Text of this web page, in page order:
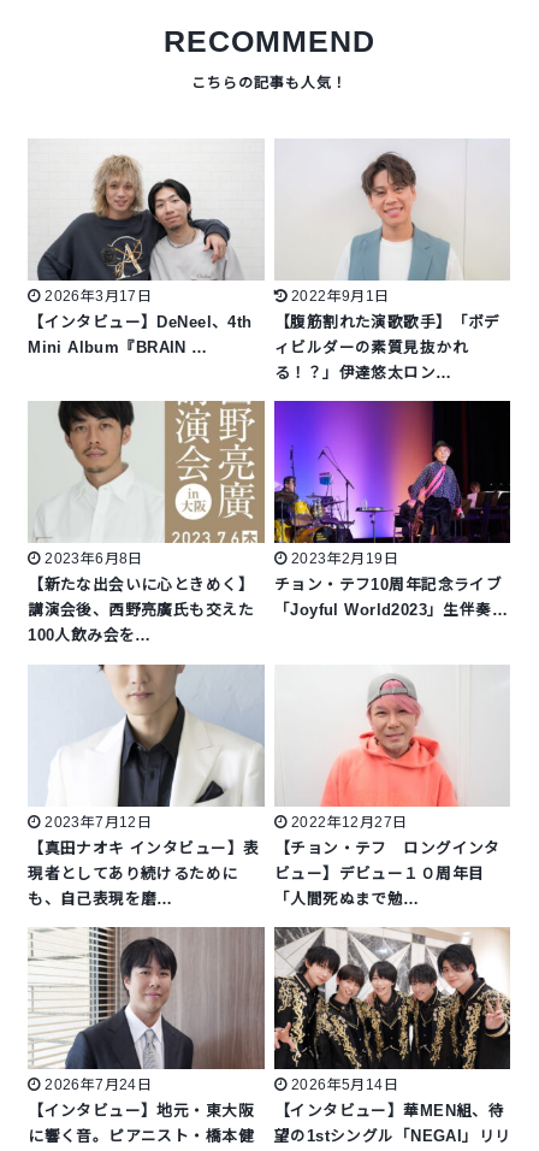
RECOMMEND
2026年3月17日
【インタビュー】DeNeel、4th
Mini Album『BRAIN …
2022年9月1日
【腹筋割れた演歌歌手】「ボデ
ィビルダーの素質見抜かれ
る！？」伊達悠太ロン…
2023年6月8日
【新たな出会いに心ときめく】
講演会後、西野亮廣氏も交えた
100人飲み会を…
2023年2月19日
チョン・テフ10周年記念ライブ
「Joyful World2023」生伴奏…
2023年7月12日
【真田ナオキ インタビュー】表
現者としてあり続けるために
も、自己表現を磨…
2022年12月27日
【チョン・テフ ロングインタ
ビュー】デビュー１０周年目
「人間死ぬまで勉…
2026年7月24日
【インタビュー】地元・東大阪
に響く音。ピアニスト・橋本健
2026年5月14日
【インタビュー】華MEN組、待
望の1stシングル「NEGAI」リリ